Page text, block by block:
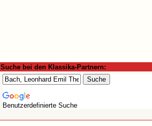
Suche bei den Klassika-Partnern:
Benutzerdefinierte Suche